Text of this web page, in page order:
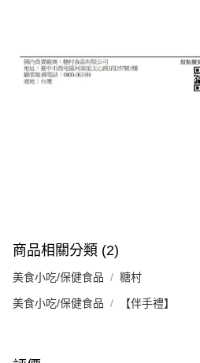
商品相關分類 (2)
美食小吃/保健食品 糖村
美食小吃/保健食品 【伴手禮】